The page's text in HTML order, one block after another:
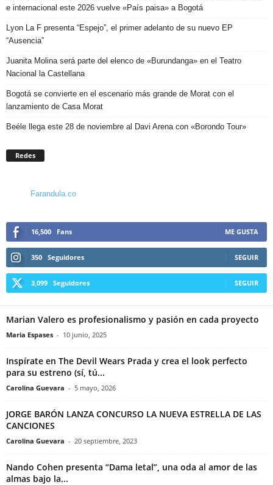
e internacional este 2026 vuelve «País paisa» a Bogotá
Lyon La F presenta “Espejo”, el primer adelanto de su nuevo EP
“Ausencia”
Juanita Molina será parte del elenco de «Burundanga» en el Teatro
Nacional la Castellana
Bogotá se convierte en el escenario más grande de Morat con el
lanzamiento de Casa Morat
Beéle llega este 28 de noviembre al Davi Arena con «Borondo Tour»
Redes
Farandula.co
16,500 Fans ME GUSTA
350 Seguidores SEGUIR
3,099 Seguidores SEGUIR
Marian Valero es profesionalismo y pasión en cada proyecto
Maria Espases - 10 junio, 2025
Inspírate en The Devil Wears Prada y crea el look perfecto
para su estreno (sí, tú...
Carolina Guevara - 5 mayo, 2026
JORGE BARÓN LANZA CONCURSO LA NUEVA ESTRELLA DE LAS
CANCIONES
Carolina Guevara - 20 septiembre, 2023
Nando Cohen presenta “Dama letal”, una oda al amor de las
almas bajo la...